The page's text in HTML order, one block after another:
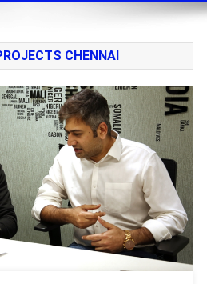
CHENNAI